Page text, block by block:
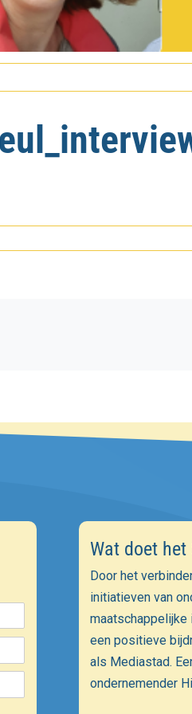
Wat doet
Door het
initiatieven van
een positieve
als Mediastad.
ondernemender